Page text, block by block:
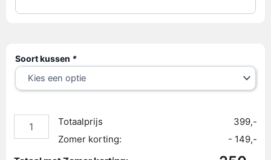
Soort kussen *
Textielpakket
|
Satijnen
dekbedovertrek
+
dekbed
+
Totaalprijs
399,-
Zomer korting:
- 149,-